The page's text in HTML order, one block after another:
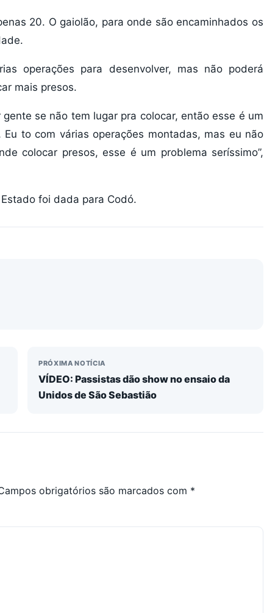
20. O gaiolão, para onde são encaminhados os
operações para desenvolver, mas não poderá
mais presos.
se não tem lugar pra colocar, então esse é um
to com várias operações montadas, mas eu não
colocar presos, esse é um problema seríssimo”,
foi dada para Codó.
PRÓXIMA NOTÍCIA
VÍDEO: Passistas dão show no ensaio da
Unidos de São Sebastião
obrigatórios são marcados com *